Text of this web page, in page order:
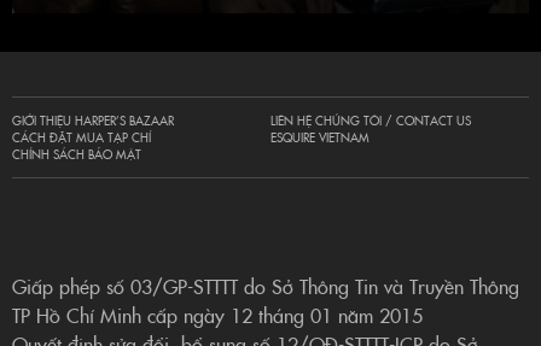
GIỚI THIỆU HARPER’S BAZAAR
CÁCH ĐẶT MUA TẠP CHÍ
CHÍNH SÁCH BẢO MẬT
LIÊN HỆ CHÚNG TÔI / CONTACT US
ESQUIRE VIETNAM
Giấp phép số 03/GP-STTTT do Sở Thông Tin và Truyền Thông
TP Hồ Chí Minh cấp ngày 12 tháng 01 năm 2015